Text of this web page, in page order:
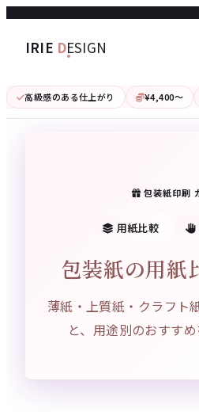
IRIE DESIGN
高級感のある仕上がり ¥4,400〜
包装紙印刷
用紙比較
包装紙の用紙
薄紙・上質紙・クラフト
と、用途別のおすすめ